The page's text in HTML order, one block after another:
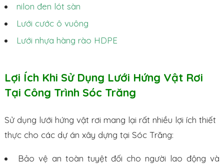
nilon đen lót sàn
Lưới cước ô vuông
Lưới nhựa hàng rào HDPE
Lợi Ích Khi Sử Dụng Lưới Hứng Vật Rơi
Tại Công Trình Sóc Trăng
Sử dụng lưới hứng vật rơi mang lại rất nhiều lợi ích thiết
thực cho các dự án xây dựng tại Sóc Trăng:
Bảo vệ an toàn tuyệt đối cho người lao động và